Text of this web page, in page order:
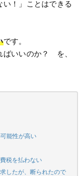
！」ことはできる
です。
いいのか？ を、
能性が高い
税を払わない
したが、断られたので